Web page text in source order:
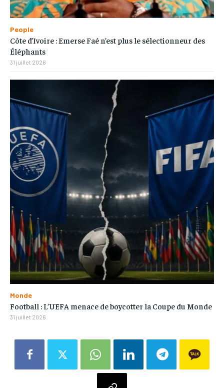
People
Côte d’Ivoire : Emerse Faé n’est plus le sélectionneur des
Éléphants
31 juillet 2026
Monde
Football : L’UEFA menace de boycotter la Coupe du Monde
31 juillet 2026